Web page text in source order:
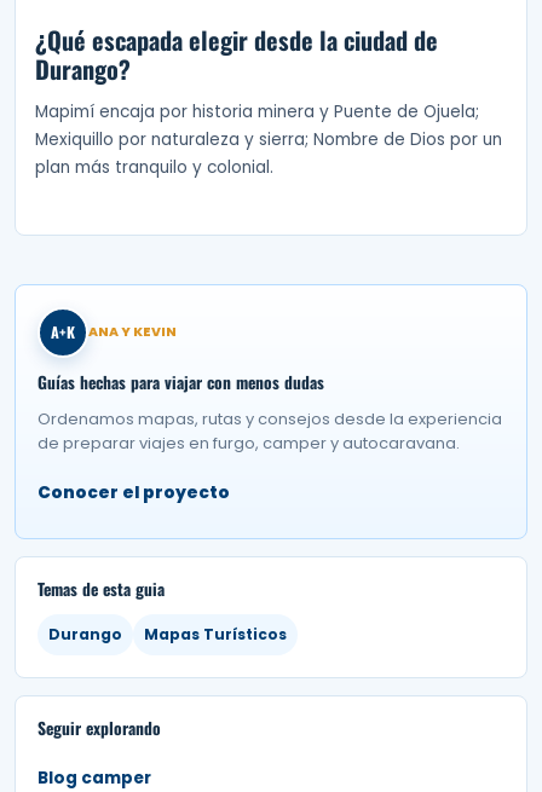
¿Qué escapada elegir desde la ciudad de
Durango?
Mapimí encaja por historia minera y Puente de Ojuela;
Mexiquillo por naturaleza y sierra; Nombre de Dios por un
plan más tranquilo y colonial.
A+K ANA Y KEVIN
Guías hechas para viajar con menos dudas
Ordenamos mapas, rutas y consejos desde la experiencia
de preparar viajes en furgo, camper y autocaravana.
Conocer el proyecto
Temas de esta guia
Durango Mapas Turísticos
Seguir explorando
Blog camper